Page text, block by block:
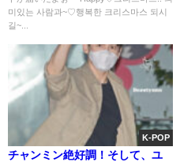
미있는 사람과~♡행복한 크리스마스 되시
길~...
K-POP
チャンミン絶好調！そして、ユ